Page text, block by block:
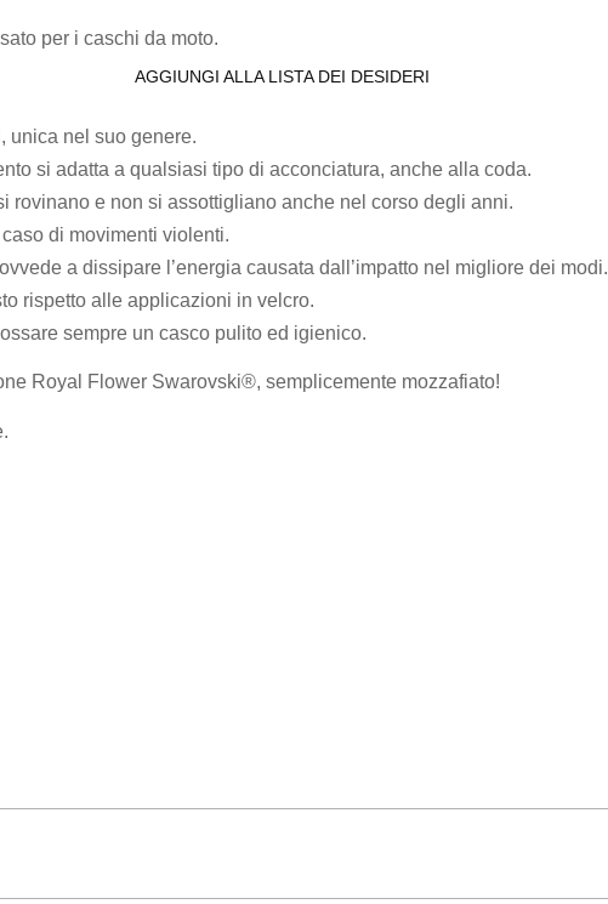
AGGIUNGI ALLA LISTA DEI DESIDERI
per i caschi da moto.
unica nel suo genere.
si adatta a qualsiasi tipo di acconciatura, anche alla coda.
rovinano e non si assottigliano anche nel corso degli anni.
di movimenti violenti.
a dissipare l’energia causata dall’impatto nel migliore dei modi.
rispetto alle applicazioni in velcro.
sempre un casco pulito ed igienico.
Royal Flower Swarovski®, semplicemente mozzafiato!